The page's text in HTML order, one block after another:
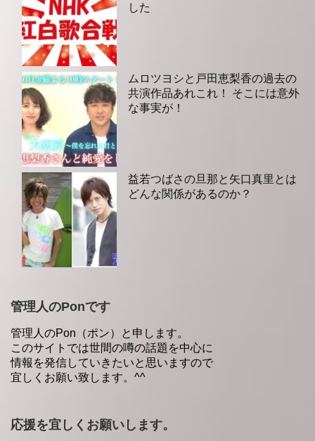
した
ムロツヨシと戸田恵梨香の過去の
共演作品あれこれ！ そこには意外
な事実が！
益若つばさの旦那と矢口真里とは
どんな関係があるのか？
管理人のPonです
管理人のPon（ポン）と申します。
このサイトでは世間の噂の話題を中心に
情報を発信していきたいと思いますので
宜しくお願い致します。^^
応援を宜しくお願いします。